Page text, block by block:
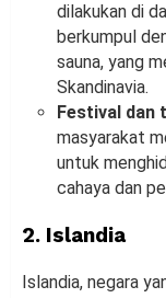
dilakukan di
berkumpul
sauna, yang
Skandinavia.
Festival dan
masyarakat
untuk
cahaya dan
2. Islandia
Islandia, negara